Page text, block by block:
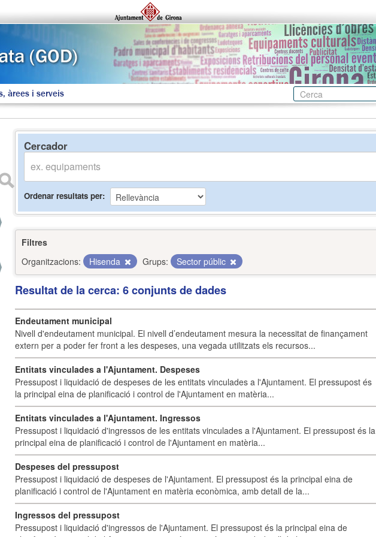
àrees i serveis
Cercador
Ordenar resultats per
Filtres
Organitzacions:
Hisenda Grups: Sector públic
Resultat de la cerca: 6 conjunts de dades
Endeutament municipal
Nivell d'endeutament municipal. El nivell d’endeutament mesura la necessitat de finançament
extern per a poder fer front a les despeses, una vegada utilitzats els recursos...
Entitats vinculades a l'Ajuntament. Despeses
Pressupost i liquidació de despeses de les entitats vinculades a l'Ajuntament. El pressupost és
la principal eina de planificació i control de l'Ajuntament en matèria...
Entitats vinculades a l'Ajuntament. Ingressos
Pressupost i liquidació d'ingressos de les entitats vinculades a l'Ajuntament. El pressupost és la
principal eina de planificació i control de l'Ajuntament en matèria...
Despeses del pressupost
Pressupost i liquidació de despeses de l'Ajuntament. El pressupost és la principal eina de
planificació i control de l'Ajuntament en matèria econòmica, amb detall de la...
Ingressos del pressupost
Pressupost i liquidació d'ingressos de l'Ajuntament. El pressupost és la principal eina de